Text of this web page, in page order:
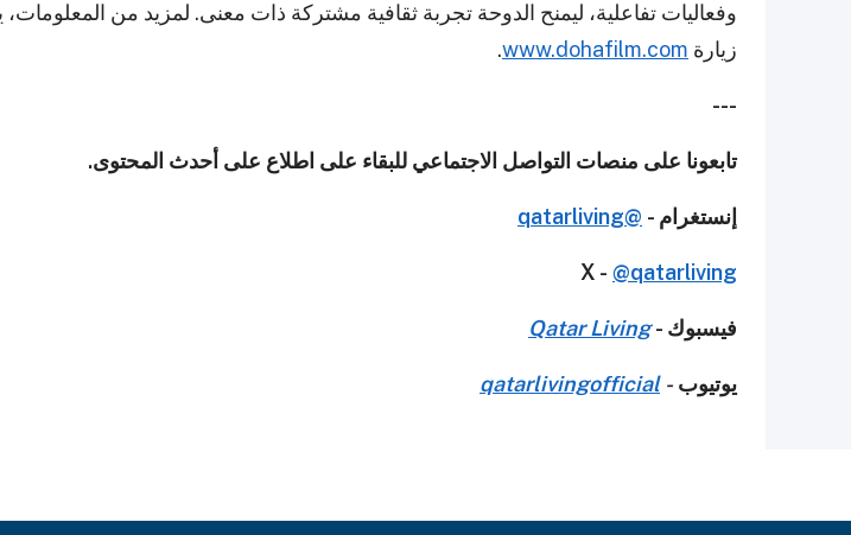
وفعاليات تفاعلية، ليمنح الدوحة تجربة ثقافية مشتركة ذات معنى. لمزيد من المعلومات،
زيارة www.dohafilm.com
.
---
تابعونا على منصات التواصل الاجتماعي للبقاء على اطلاع على أحدث المحتوى.
إنستغرام - @qatarliving
X - @qatarliving
فيسبوك -Qatar Living
يوتيوب -
qatarlivingofficial